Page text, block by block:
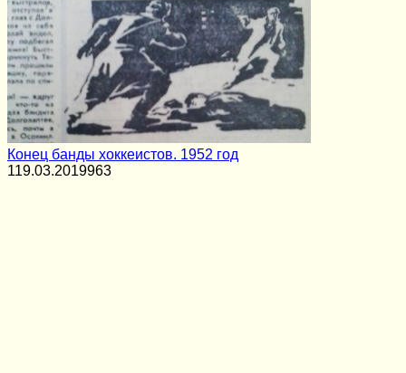
Конец банды хоккеистов. 1952 год
119.03.2019963